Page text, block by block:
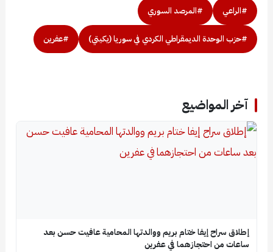
#الراعي #المرصد السوري
#حزب الوحدة الديمقراطي الكردي في سوريا (يكيتي) #عفرين
آخر المواضيع
إطلاق سراح إيفا ختام بريم ووالدتها المحامية عافيت حسن بعد
ساعات من احتجازهما في عفرين